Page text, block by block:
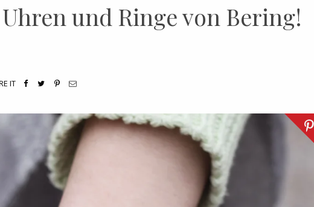
und Ringe von Bering!
IT